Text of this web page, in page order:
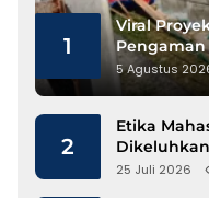
1
Viral
Gunakan
5 Agustus
2
Etika
25 Juli 2026